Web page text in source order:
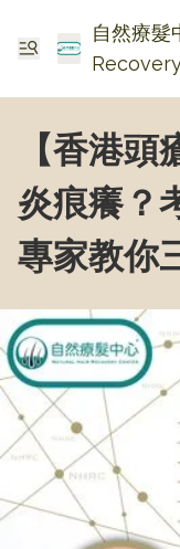
自然療
費生髮・
【香港
炎痕癢？
專家教你